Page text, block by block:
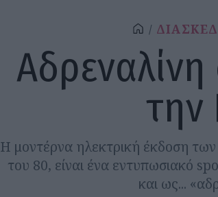
την
Η μοντέρνα ηλεκτρική έκδοση
του 80, είναι ένα εντυπωσιακό
και ως...